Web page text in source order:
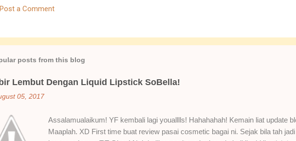
m
m
n
t
Post a Comment
posts from this blog
Lembut Dengan Liquid Lipstick SoBella!
05, 2017
Assalamualaikum! YF kembali lagi youalllls! Hahahahah! Kemain liat update
Maaplah. XD First time buat review pasai cosmetic bagai ni. Sejak bila tah jadi